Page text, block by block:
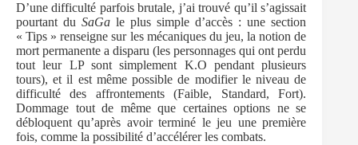
D’une difficulté parfois brutale, j’ai trouvé qu’il s’agissait
pourtant duSaGa le plus simple d’accès : une section
« Tips » renseigne sur les mécaniques du jeu, la notion de
mort permanente a disparu (les personnages qui ont perdu
tout leur LP sont simplement K.O pendant plusieurs
tours), et il est même possible de modifier le niveau de
difficulté des affrontements (Faible, Standard, Fort).
Dommage tout de même que certaines options ne se
débloquent qu’après avoir terminé le jeu une première
fois, comme la possibilité d’accélérer les combats.